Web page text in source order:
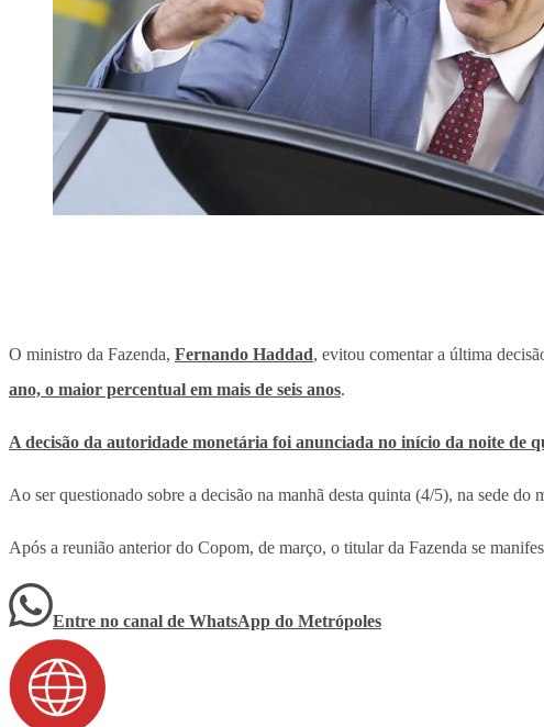
O ministro da Fazenda, Fernando Haddad, evitou comentar a última
ano, o maior percentual em mais de seis anos.
A decisão da autoridade monetária foi anunciada no início da noite de
Ao ser questionado sobre a decisão na manhã desta quinta (4/5), na sede
Após a reunião anterior do Copom, de março, o titular da Fazenda se
Entre no canal de WhatsApp do Metrópoles